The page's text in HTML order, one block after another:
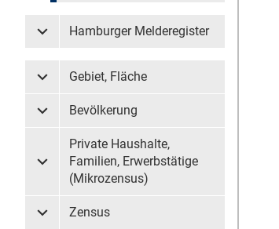
Untermenü Hamburger Melderegister
Hamburger Melderegister
Untermenü Gebiet, Fläche
Gebiet, Fläche
Untermenü Bevölkerung
Bevölkerung
Untermenü Private Haushalte, Familien,
Private Haushalte,
Familien, Erwerbstätige
(Mikrozensus)
Untermenü Zensus
Zensus